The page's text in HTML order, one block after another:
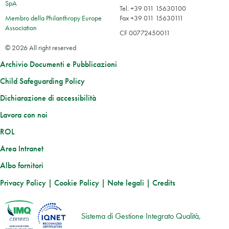
SpA
Membro della Philanthropy Europe
Association
Tel. +39 011 15630100
Fax +39 011 15630111
CF 00772450011
© 2026 All right reserved
Archivio Documenti e Pubblicazioni
Child Safeguarding Policy
Dichiarazione di accessibilità
Lavora con noi
ROL
Area Intranet
Albo fornitori
Privacy Policy | Cookie Policy | Note legali | Credits
Sistema di Gestione Integrato Qualità,